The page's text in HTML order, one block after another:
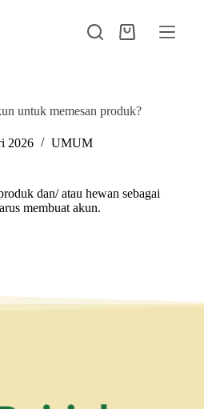
untuk memesan produk?
2026 UMUM
dan/ atau hewan sebagai
membuat akun.